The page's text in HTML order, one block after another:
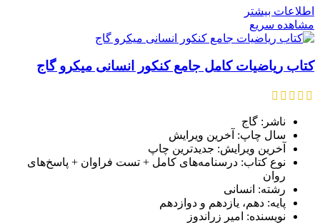
اطلاعات بیشتر
مشاهده سریع
کتاب ریاضیات کامل جامع کنکور انسانی میکرو گاج
ناشر: گاج
سال چاپ: آخرین ویرایش
آخرین ویرایش: جدیدترین چاپ
نوع کتاب: درسنامه‌های کامل + تست فراوان + پاسخ‌های
روان
رشته: انسانی
پایه: دهم، یازدهم و دوازدهم
نویسنده: امیر زراندوز